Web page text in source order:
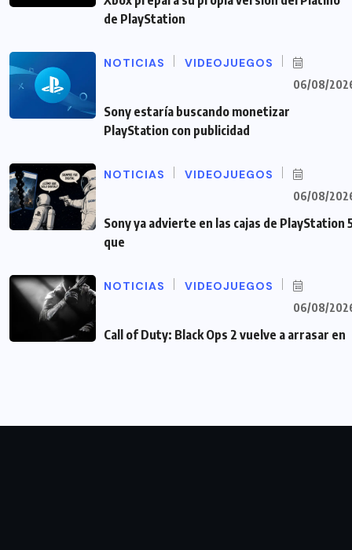
de PlayStation
NOTICIAS VIDEOJUEGOS
06/08/
Sony estaría buscando monetizar
PlayStation con publicidad
NOTICIAS VIDEOJUEGOS
06/08/
Sony ya advierte en las cajas de PlayStation
que
NOTICIAS VIDEOJUEGOS
06/08/
Call of Duty: Black Ops 2 vuelve a arrasar en